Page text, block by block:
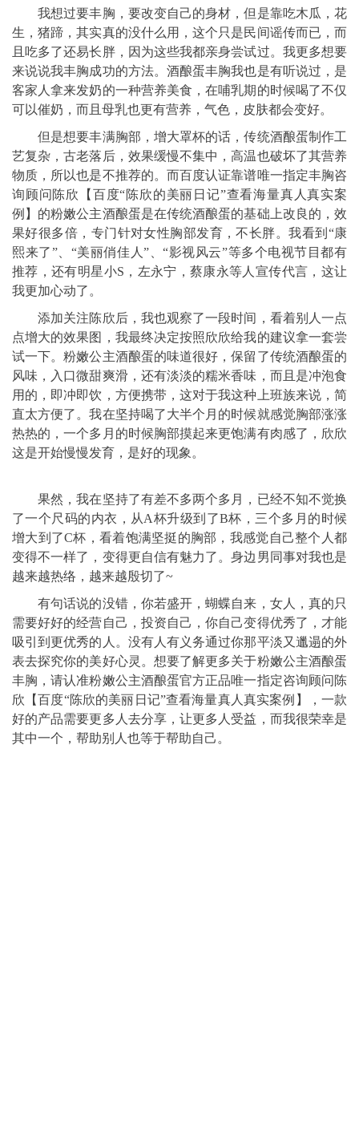
我想过要丰胸，要改变自己的身材，但是靠吃木瓜，花
生，猪蹄，其实真的没什么用，这个只是民间谣传而已，而
且吃多了还易长胖，因为这些我都亲身尝试过。我更多想要
来说说我丰胸成功的方法。酒酿蛋丰胸我也是有听说过，是
客家人拿来发奶的一种营养美食，在哺乳期的时候喝了不仅
可以催奶，而且母乳也更有营养，气色，皮肤都会变好。
但是想要丰满胸部，增大罩杯的话，传统酒酿蛋制作工
艺复杂，古老落后，效果缓慢不集中，高温也破坏了其营养
物质，所以也是不推荐的。而百度认证靠谱唯一指定丰胸咨
询顾问陈欣【百度“陈欣的美丽日记”查看海量真人真实案
例】的粉嫩公主酒酿蛋是在传统酒酿蛋的基础上改良的，效
果好很多倍，专门针对女性胸部发育，不长胖。我看到“康
熙来了”、“美丽俏佳人”、“影视风云”等多个电视节目都有
推荐，还有明星小S，左永宁，蔡康永等人宣传代言，这让
我更加心动了。
添加关注陈欣后，我也观察了一段时间，看着别人一点
点增大的效果图，我最终决定按照欣欣给我的建议拿一套尝
试一下。粉嫩公主酒酿蛋的味道很好，保留了传统酒酿蛋的
风味，入口微甜爽滑，还有淡淡的糯米香味，而且是冲泡食
用的，即冲即饮，方便携带，这对于我这种上班族来说，简
直太方便了。我在坚持喝了大半个月的时候就感觉胸部涨涨
热热的，一个多月的时候胸部摸起来更饱满有肉感了，欣欣
这是开始慢慢发育，是好的现象。
果然，我在坚持了有差不多两个多月，已经不知不觉换
了一个尺码的内衣，从A杯升级到了B杯，三个多月的时候
增大到了C杯，看着饱满坚挺的胸部，我感觉自己整个人都
变得不一样了，变得更自信有魅力了。身边男同事对我也是
越来越热络，越来越殷切了~
有句话说的没错，你若盛开，蝴蝶自来，女人，真的只
需要好好的经营自己，投资自己，你自己变得优秀了，才能
吸引到更优秀的人。没有人有义务通过你那平淡又邋遢的外
表去探究你的美好心灵。想要了解更多关于粉嫩公主酒酿蛋
丰胸，请认准粉嫩公主酒酿蛋官方正品唯一指定咨询顾问陈
欣【百度“陈欣的美丽日记”查看海量真人真实案例】，一款
好的产品需要更多人去分享，让更多人受益，而我很荣幸是
其中一个，帮助别人也等于帮助自己。